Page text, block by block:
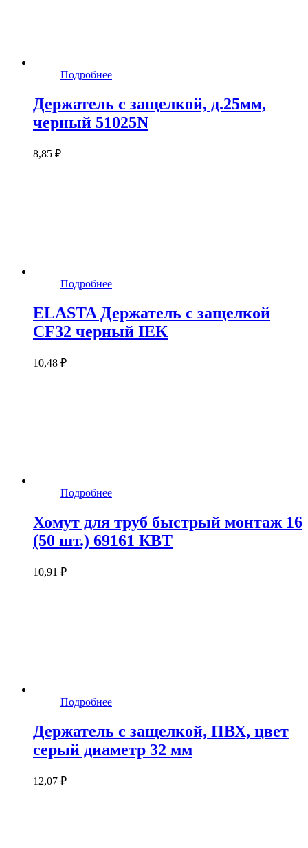
Подробнее
Держатель с защелкой, д.25мм,
черный 51025N
8,85 ₽
Подробнее
ELASTA Держатель с защелкой
CF32 черный IEK
10,48 ₽
Подробнее
Хомут для труб быстрый монтаж 16
(50 шт.) 69161 КВТ
10,91 ₽
Подробнее
Держатель с защелкой, ПВХ, цвет
серый диаметр 32 мм
12,07 ₽